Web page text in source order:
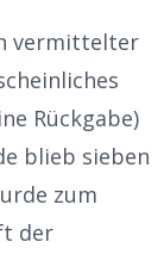
vermittelter
Rückgabe)
blieb sieben
zum
der